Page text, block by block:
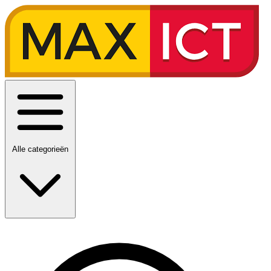
Alle categorieën